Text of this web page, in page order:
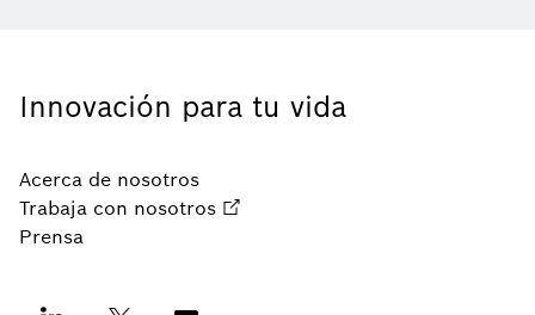
Innovación para tu vida
Acerca de nosotros
Trabaja con nosotros
Prensa